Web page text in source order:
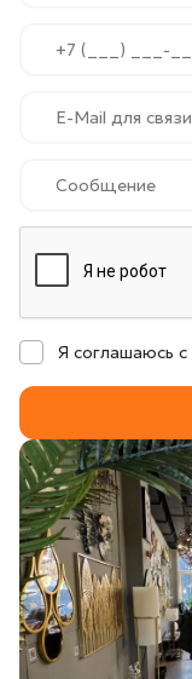
Я соглашаюсь с